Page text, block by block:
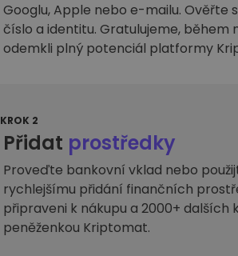
Průzkumník investic
Najdi svou krypto strategii
Googlu, Apple nebo e-mailu. Ověřte
číslo a identitu. Gratulujeme, během
odemkli plný potenciál platformy
KROK 2
Přidat prostředky
Proveďte bankovní vklad nebo
rychlejšímu přidání finančních
připraveni k nákupu a 2000+ dalších
peněženkou Kriptomat.